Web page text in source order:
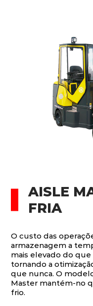
AISLE
FRIA
O custo das
armazenagem a
mais elevado do
tornando a
que nunca. O
Master mantém-no
frio.